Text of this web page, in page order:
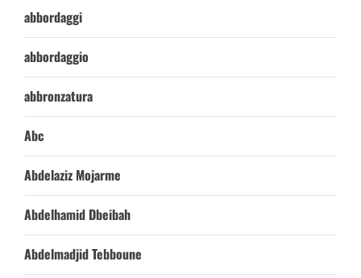
abbordaggi
abbordaggio
abbronzatura
Abc
Abdelaziz Mojarme
Abdelhamid Dbeibah
Abdelmadjid Tebboune